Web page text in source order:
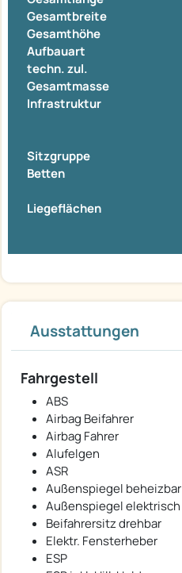
Gesamtbreite
Gesamthöhe
Aufbauart
techn. zul.
Gesamtmasse
Infrastruktur
Sitzgruppe
Betten
Liegeflächen
Ausstattungen
Fahrgestell
ABS
Airbag Beifahrer
Airbag Fahrer
Alufelgen
ASR
Außenspiegel beheizbar
Außenspiegel elektrisch
Beifahrersitz drehbar
Elektr. Fensterheber
ESP